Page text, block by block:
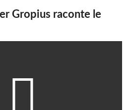
Gropius raconte le
